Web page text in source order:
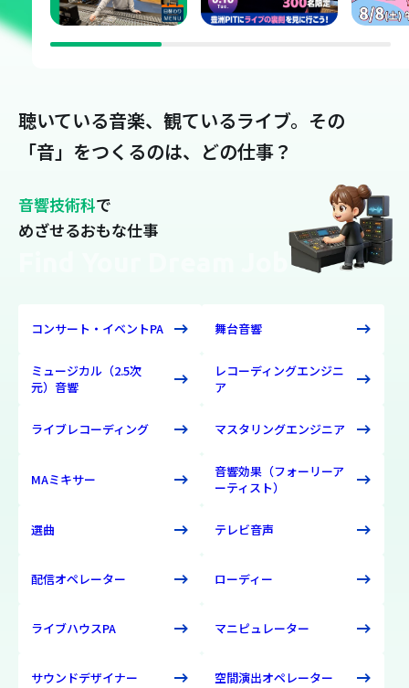
聴いている音楽、観ているライブ。 その
「音」をつくるのは、どの仕事？
音響技術科で
めざせるおもな仕事
コンサート・イベントPA 舞台音響
ミュージカル（2.5次
元）音響
レコーディングエンジニ
ア
ライブレコーディング マスタリングエンジニア
MAミキサー
音響効果（フォーリーア
ーティスト）
選曲 テレビ音声
配信オペレーター ローディー
ライブハウスPA マニピュレーター
サウンドデザイナー 空間演出オペレーター